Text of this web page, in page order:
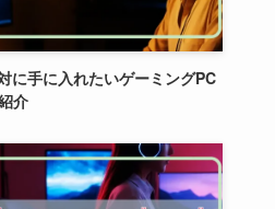
に手に入れたいゲーミングPC
介